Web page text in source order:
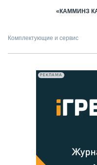
«КАММИНЗ
Комплектующие и сервис
РЕКЛАМА